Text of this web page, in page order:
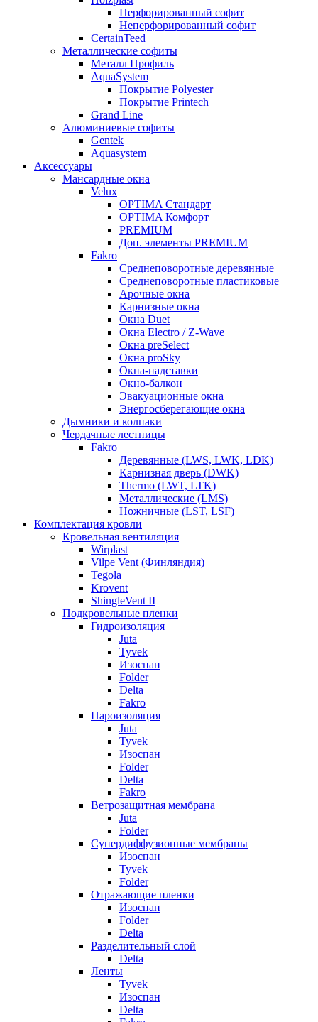
Перфорированный софит
Неперфорированный софит
CertainTeed
Металлические софиты
Металл Профиль
AquaSystem
Покрытие Polyester
Покрытие Printech
Grand Line
Алюминиевые софиты
Gentek
Aquasystem
Аксессуары
Мансардные окна
Velux
OPTIMA Стандарт
OPTIMA Комфорт
PREMIUM
Доп. элементы PREMIUM
Fakro
Cреднеповоротные деревянные
Cреднеповоротные пластиковые
Арочные окна
Карнизные окна
Окна Duet
Окна Electro / Z-Wave
Окна preSelect
Окна proSky
Окна-надставки
Окно-балкон
Эвакуационные окна
Энергосберегающие окна
Дымники и колпаки
Чердачные лестницы
Fakro
Деревянные (LWS, LWK, LDK)
Карнизная дверь (DWK)
Thermo (LWT, LTK)
Металлические (LMS)
Ножничные (LST, LSF)
Комплектация кровли
Кровельная вентиляция
Wirplast
Vilpe Vent (Финляндия)
Tegola
Krovent
ShingleVent II
Подкровельные пленки
Гидроизоляция
Juta
Tyvek
Изоспан
Folder
Delta
Fakro
Пароизоляция
Juta
Tyvek
Изоспан
Folder
Delta
Fakro
Ветрозащитная мембрана
Juta
Folder
Супердиффузионные мембраны
Изоспан
Tyvek
Folder
Отражающие пленки
Изоспан
Folder
Delta
Разделительный слой
Delta
Ленты
Tyvek
Изоспан
Delta